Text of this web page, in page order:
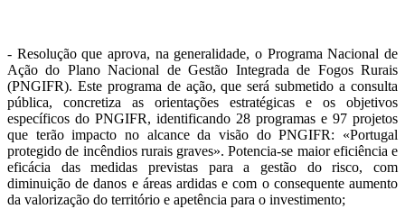
- Resolução que aprova, na generalidade, o Programa Nacional de
Ação do Plano Nacional de Gestão Integrada de Fogos Rurais
(PNGIFR). Este programa de ação, que será submetido a consulta
pública, concretiza as orientações estratégicas e os objetivos
específicos do PNGIFR, identificando 28 programas e 97 projetos
que terão impacto no alcance da visão do PNGIFR: «Portugal
protegido de incêndios rurais graves». Potencia-se maior eficiência e
eficácia das medidas previstas para a gestão do risco, com
diminuição de danos e áreas ardidas e com o consequente aumento
da valorização do território e apetência para o investimento;